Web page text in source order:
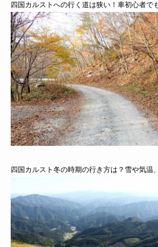
四国カルストへの行く道は狭い！車初心者で
四国カルスト冬の時期の行き方は？雪や気温